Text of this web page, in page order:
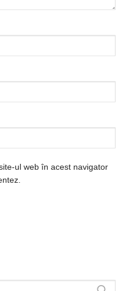
ul web în acest navigator